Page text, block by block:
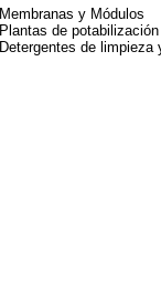
Membranas y Módulos
Plantas de
Detergentes de limpieza